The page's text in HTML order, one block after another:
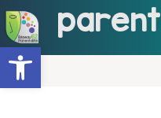
Ouvrir la barre d’outils
parent